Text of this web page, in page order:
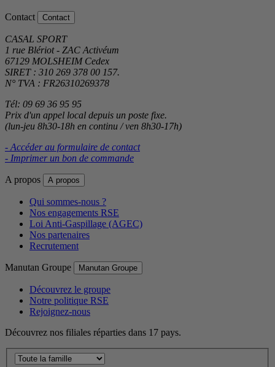
Contact Contact
CASAL SPORT
1 rue Blériot - ZAC Activéum
67129 MOLSHEIM Cedex
SIRET : 310 269 378 00 157.
N° TVA : FR26310269378
Tél: 09 69 36 95 95
Prix d'un appel local depuis un poste fixe.
(lun-jeu 8h30-18h en continu / ven 8h30-17h)
- Accéder au formulaire de contact
- Imprimer un bon de commande
A propos A propos
Qui sommes-nous ?
Nos engagements RSE
Loi Anti-Gaspillage (AGEC)
Nos partenaires
Recrutement
Manutan Groupe Manutan Groupe
Découvrez le groupe
Notre politique RSE
Rejoignez-nous
Découvrez nos filiales réparties dans 17 pays.